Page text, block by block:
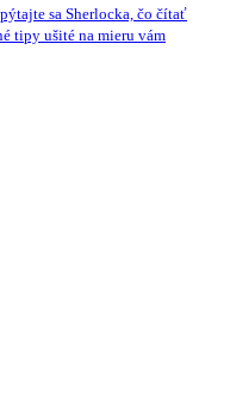
sa Sherlocka, čo čítať
tipy ušité na mieru vám